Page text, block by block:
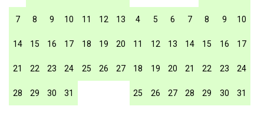
7 8 9 10 11 12 13
14 15 16 17 18 19 20
21 22 23 24 25 26 27
28 29 30 31
4 5 6 7 8 9 10
11 12 13 14 15 16 17
18 19 20 21 22 23 24
25 26 27 28 29 30 31